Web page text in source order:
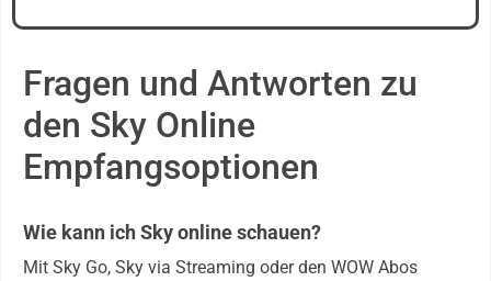
Fragen und Antworten zu
den Sky Online
Empfangsoptionen
Wie kann ich Sky online schauen?
Mit Sky Go, Sky via Streaming oder den WOW Abos